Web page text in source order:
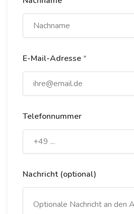
E-Mail-Adresse*
Telefonnummer
Nachricht (optional)